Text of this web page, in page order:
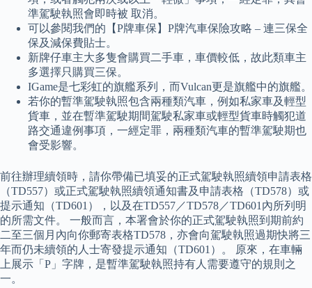
準駕駛執照會即時被 取消。
可以參閱我們的【P牌車保】P牌汽車保險攻略 – 連三保全
保及減保費貼士。
新牌仔車主大多隻會購買二手車，車價較低，故此類車主
多選擇只購買三保。
IGame是七彩虹的旗艦系列，而Vulcan更是旗艦中的旗艦。
若你的暫準駕駛執照包含兩種類汽車，例如私家車及輕型
貨車，並在暫準駕駛期間駕駛私家車或輕型貨車時觸犯道
路交通違例事項，一經定罪，兩種類汽車的暫準駕駛期也
會受影響。
前往辦理續領時，請你帶備已填妥的正式駕駛執照續領申請表格
（TD557）或正式駕駛執照續領通知書及申請表格（TD578）或
提示通知（TD601），以及在TD557／TD578／TD601內所列明
的所需文件。 一般而言，本署會於你的正式駕駛執照到期前約
二至三個月內向你郵寄表格TD578，亦會向駕駛執照過期快將三
年而仍未續領的人士寄發提示通知（TD601）。 原來，在車輛
上展示「P」字牌，是暫準駕駛執照持有人需要遵守的規則之
一。